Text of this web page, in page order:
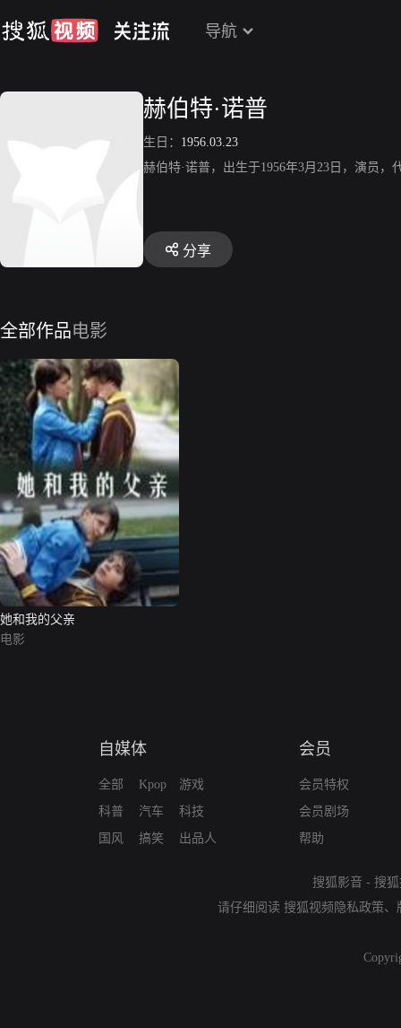
导航
赫伯特·诺普
生日： 1956.03.23
赫伯特·诺普，出生于1956年3月23日，演员
分享
全部作品电影
她和我的父亲
电影
自媒体
全部
科普
国风
Kpop
汽车
搞笑
游戏
科技
出品人
会员
会员特权
会员剧场
帮助
搜狐影音 - 搜
请仔细阅读 搜狐视频隐私政策、